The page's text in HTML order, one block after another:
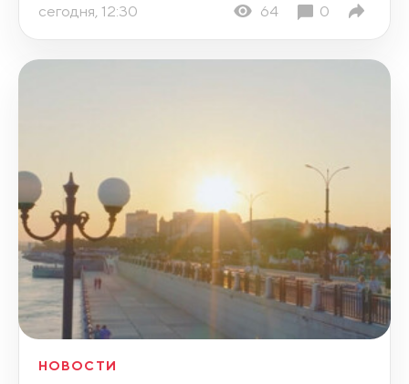
сегодня, 12:30 64 0
НОВОСТИ